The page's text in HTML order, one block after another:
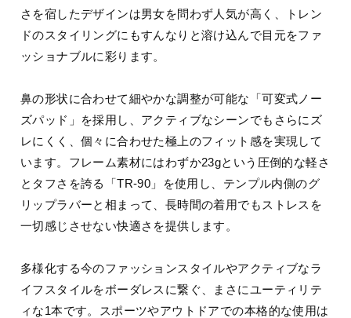
さを宿したデザインは男女を問わず人気が高く、トレン
ドのスタイリングにもすんなりと溶け込んで目元をファ
ッショナブルに彩ります。
鼻の形状に合わせて細やかな調整が可能な「可変式ノー
ズパッド」を採用し、アクティブなシーンでもさらにズ
レにくく、個々に合わせた極上のフィット感を実現して
います。フレーム素材にはわずか23gという圧倒的な軽さ
とタフさを誇る「TR-90」を使用し、テンプル内側のグ
リップラバーと相まって、長時間の着用でもストレスを
一切感じさせない快適さを提供します。
多様化する今のファッションスタイルやアクティブなラ
イフスタイルをボーダレスに繋ぐ、まさにユーティリテ
ィな1本です。スポーツやアウトドアでの本格的な使用は